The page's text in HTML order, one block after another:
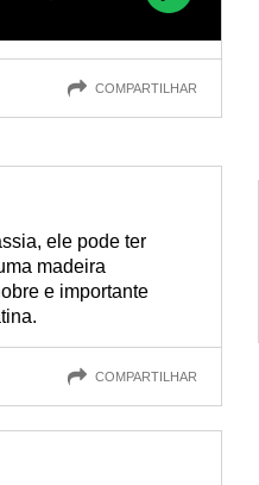
COMPARTILHAR
ele pode ter
madeira
e importante
COMPARTILHAR